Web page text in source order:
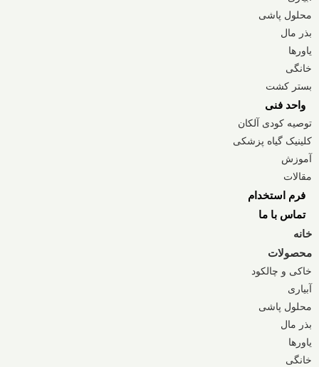
محلول پاشی
بذر مال
یاورها
خانگی
بستر کشت
واحد فنی
توصیه کودی آلکان
کلینیک گیاه پزشکی
آموزش
مقالات
فرم استخدام
تماس با ما
خانه
محصولات
خاکی و چالکود
آبیاری
محلول پاشی
بذر مال
یاورها
خانگی